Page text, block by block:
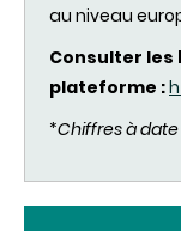
au niveau
Consulter les
plateforme :
*Chiffres à date